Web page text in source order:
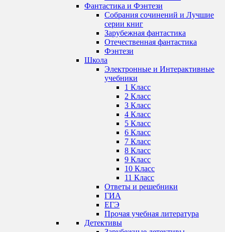
Фантастика и Фэнтези
Собрания сочинений и Лучшие
серии книг
Зарубежная фантастика
Отечественная фантастика
Фэнтези
Школа
Электронные и Интерактивные
учебники
1 Класс
2 Класс
3 Класс
4 Класс
5 Класс
6 Класс
7 Класс
8 Класс
9 Класс
10 Класс
11 Класс
Ответы и решебники
ГИА
ЕГЭ
Прочая учебная литература
Детективы